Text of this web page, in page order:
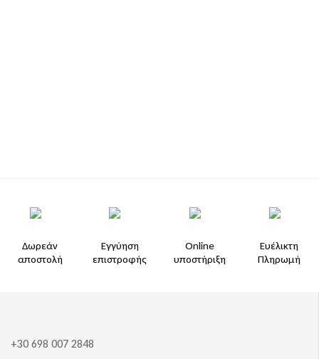
Δωρεάν
αποστολή
Εγγύηση
επιστροφής
Online
υποστήριξη
Ευέλικτη
Πληρωμή
+30 698 007 2848